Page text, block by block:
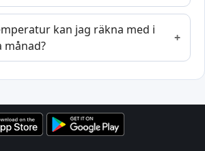
kan jag räkna med i
månad?